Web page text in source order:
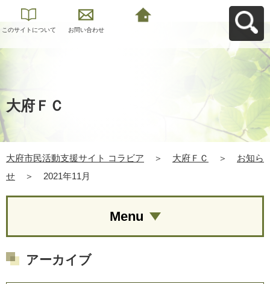
このサイトについて お問い合わせ
大府ＦＣ
大府市民活動支援サイト コラビア ＞ 大府ＦＣ ＞
お知ら
せ
＞ 2021年11月
Menu
アーカイブ